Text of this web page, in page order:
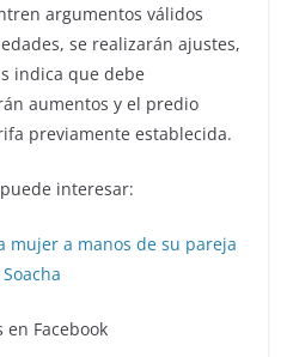
argumentos válidos
se realizarán ajustes,
indica que debe
aumentos y el predio
previamente establecida.
interesar:
mujer a manos de su pareja
en Facebook